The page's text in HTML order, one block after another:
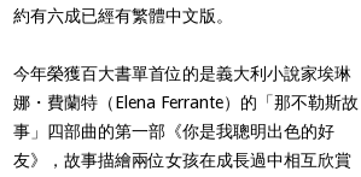
約有六成已經有繁體中文版。
今年榮獲百大書單首位的是義大利小說家埃琳
娜・費蘭特（Elena Ferrante）的「那不勒斯故
事」四部曲的第一部《你是我聰明出色的好
友》，故事描繪兩位女孩在成長過中相互欣賞